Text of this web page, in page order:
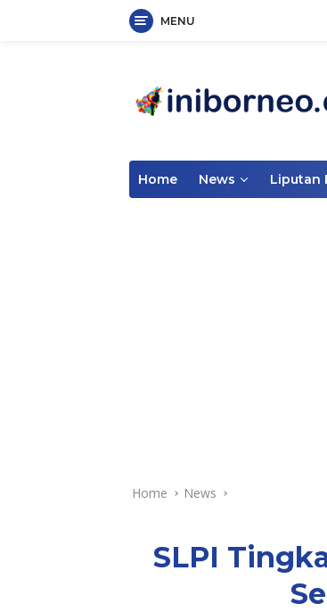
MENU
Home News Liputan
Home News
SLPI